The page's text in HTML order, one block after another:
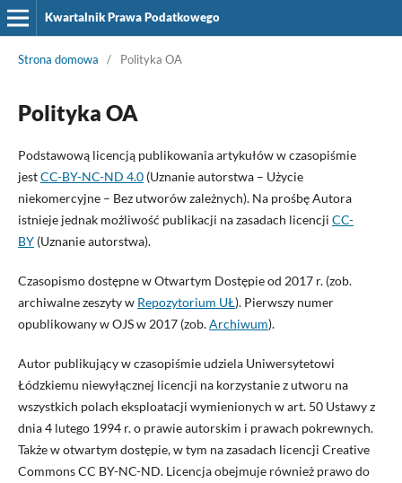
Kwartalnik Prawa Podatkowego
Strona domowa / Polityka OA
Polityka OA
Podstawową licencją publikowania artykułów w czasopiśmie
jestCC-BY-NC-ND 4.0(Uznanie autorstwa – Użycie
niekomercyjne – Bez utworów zależnych). Na prośbę Autora
istnieje jednak możliwość publikacji na zasadach licencji CC-
BY(Uznanie autorstwa).
Czasopismo dostępne w Otwartym Dostępie od 2017 r. (zob.
archiwalne zeszyty w Repozytorium UŁ). Pierwszy numer
opublikowany w OJS w 2017 (zob.Archiwum).
Autor publikujący w czasopiśmie udziela Uniwersytetowi
Łódzkiemu niewyłącznej licencji na korzystanie z utworu na
wszystkich polach eksploatacji wymienionych w art. 50 Ustawy z
dnia 4 lutego 1994 r. o prawie autorskim i prawach pokrewnych.
Także w otwartym dostępie, w tym na zasadach licencji Creative
Commons CC BY-NC-ND. Licencja obejmuje również prawo do